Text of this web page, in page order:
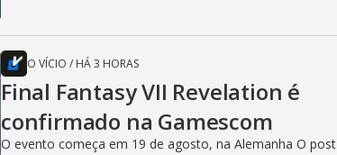
O VÍCIO / HÁ 3 HORAS
Final Fantasy VII Revelation é
confirmado na Gamescom
O evento começa em 19 de agosto, na Alemanha O post